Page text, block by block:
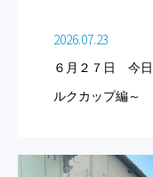
2026.07.23
６月２７日 今日
ルクカップ編～